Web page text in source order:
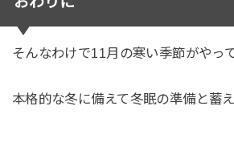
そんなわけで11月の寒い季節がやっ
本格的な冬に備えて冬眠の準備と蓄